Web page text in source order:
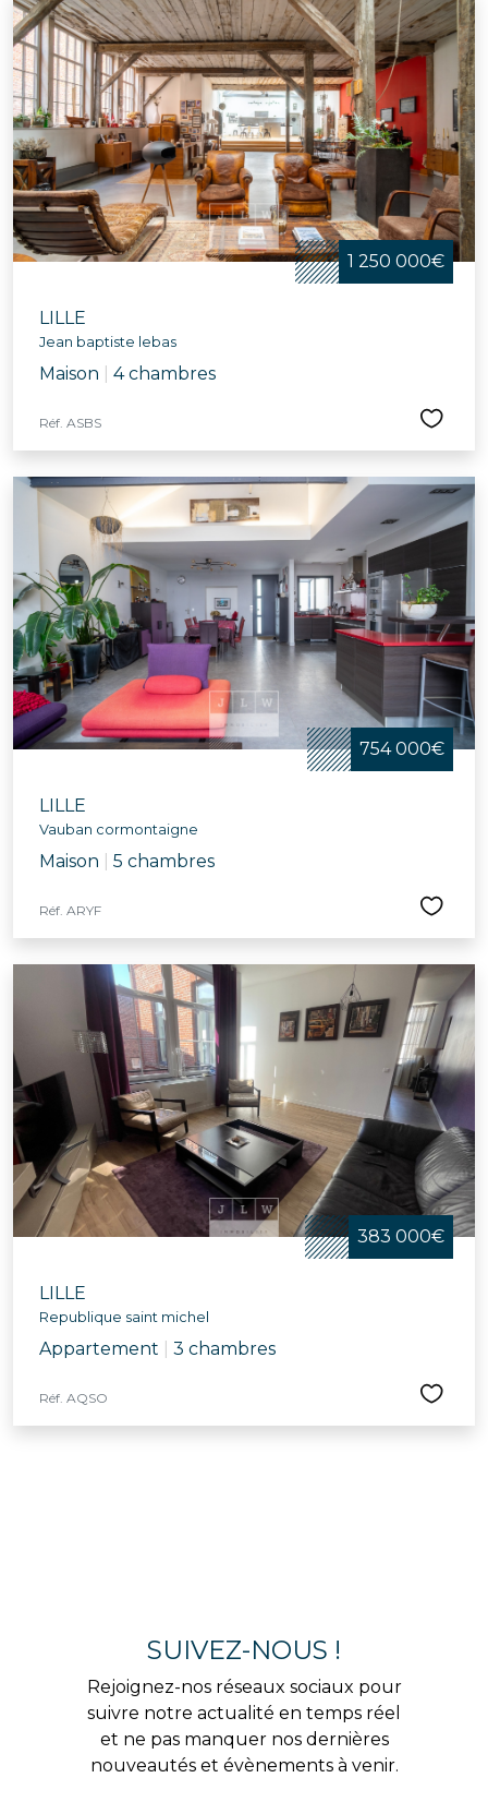
1 250 000€
LILLE
Jean baptiste lebas
Maison 4 chambres
Réf. ASBS
754 000€
LILLE
Vauban cormontaigne
Maison 5 chambres
Réf. ARYF
383 000€
LILLE
Republique saint michel
Appartement 3 chambres
Réf. AQSO
SUIVEZ-NOUS !
Rejoignez-nos réseaux sociaux pour
suivre notre actualité en temps réel
et ne pas manquer nos dernières
nouveautés et évènements à venir.